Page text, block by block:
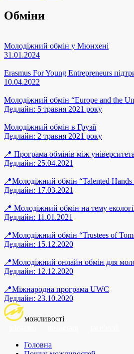
Обміни
Молодіжний обмін у Мюнхені
31.01.2024
Erasmus For Young Entrepreneurs
10.04.2022
Молодіжний обмін “Europe and the
Дедлайн: 5 травня 2021 року
Молодіжний обмін в Грузії
Дедлайн: 2 травня 2021 року
📍 Програма обмінів між
Дедлайн: 25.04.2021
📍Молодіжний обмін “Talented Hands
Дедлайн: 17.03.2021
📍 Молодіжний обмін на тему
Дедлайн: 11.01.2021
📍Молодіжний обмін “Trustees of
Дедлайн: 15.12.2020
📍Молодіжний онлайн обмін для
Дедлайн: 12.12.2020
📍Міжнародна програма UWC
Дедлайн: 23.10.2020
можливості
Головна